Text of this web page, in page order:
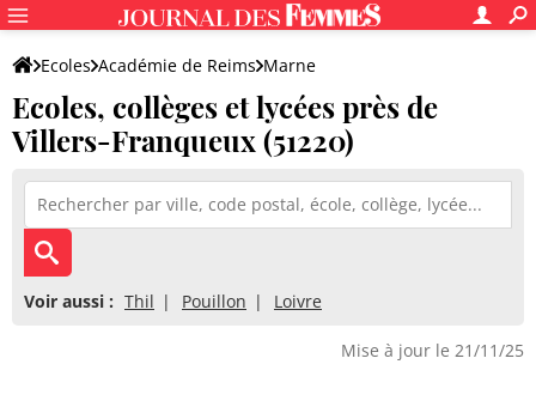
Ecoles Académie de Reims Marne
Ecoles, collèges et lycées près de
Villers-Franqueux (51220)
Voir aussi : Thil Pouillon Loivre
Mise à jour le 21/11/25